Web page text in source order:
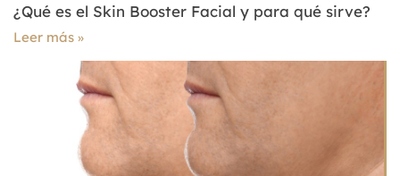
¿Qué es el Skin Booster Facial y para qué sirve?
Leer más